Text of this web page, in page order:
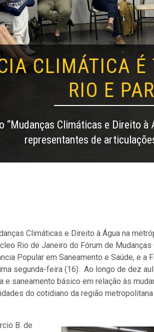
CLIMÁTICA
RIO E
“Mudanças Climáticas e Direito
representantes de
Climáticas e Direito à Água na
Rio de Janeiro do Fórum de
Popular em Saneamento e Saúde, e a
segunda-feira (16). Ao longo de dez
saneamento básico em relação às
do cotidiano da região
B. de